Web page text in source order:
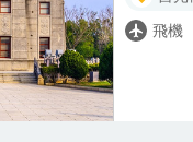
巡航景
覽）：
母節孝
廟宇等
特別安
菜、主
飛機